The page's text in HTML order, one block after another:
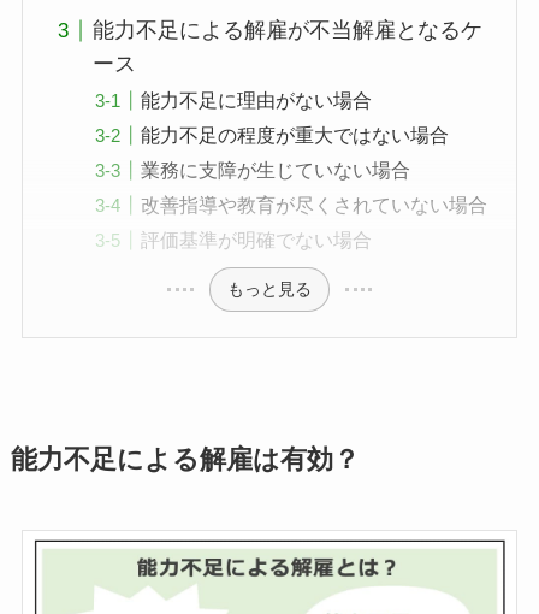
能力不足による解雇が不当解雇となるケ
ース
能力不足に理由がない場合
能力不足の程度が重大ではない場合
業務に支障が生じていない場合
改善指導や教育が尽くされていない場合
評価基準が明確でない場合
もっと見る
能力不足による解雇は有効？